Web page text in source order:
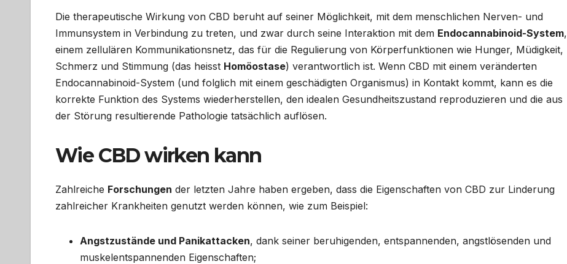
Die therapeutische Wirkung von CBD beruht auf seiner Möglichkeit, mit dem menschlichen Nerven- und
Immunsystem in Verbindung zu treten, und zwar durch seine Interaktion mit dem Endocannabinoid-System,
einem zellulären Kommunikationsnetz, das für die Regulierung von Körperfunktionen wie Hunger, Müdigkeit,
Schmerz und Stimmung (das heisst Homöostase) verantwortlich ist. Wenn CBD mit einem veränderten
Endocannabinoid-System (und folglich mit einem geschädigten Organismus) in Kontakt kommt, kann es die
korrekte Funktion des Systems wiederherstellen, den idealen Gesundheitszustand reproduzieren und die aus
der Störung resultierende Pathologie tatsächlich auflösen.
Wie CBD wirken kann
Zahlreiche Forschungen der letzten Jahre haben ergeben, dass die Eigenschaften von CBD zur Linderung
zahlreicher Krankheiten genutzt werden können, wie zum Beispiel:
Angstzustände und Panikattacken, dank seiner beruhigenden, entspannenden, angstlösenden und
muskelentspannenden Eigenschaften;